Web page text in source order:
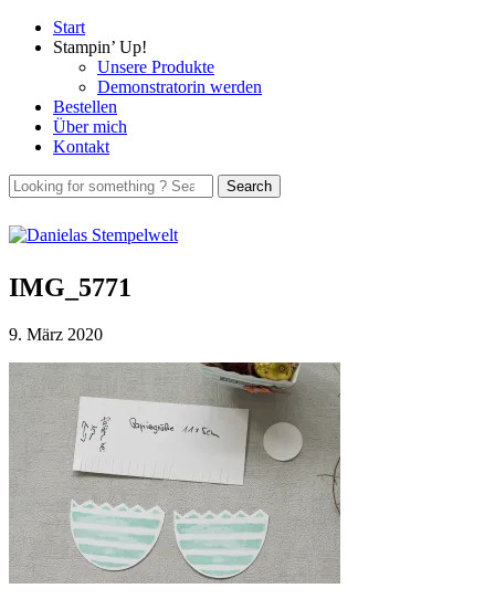
Start
Stampin’ Up!
Unsere Produkte
Demonstratorin werden
Bestellen
Über mich
Kontakt
IMG_5771
9. März 2020